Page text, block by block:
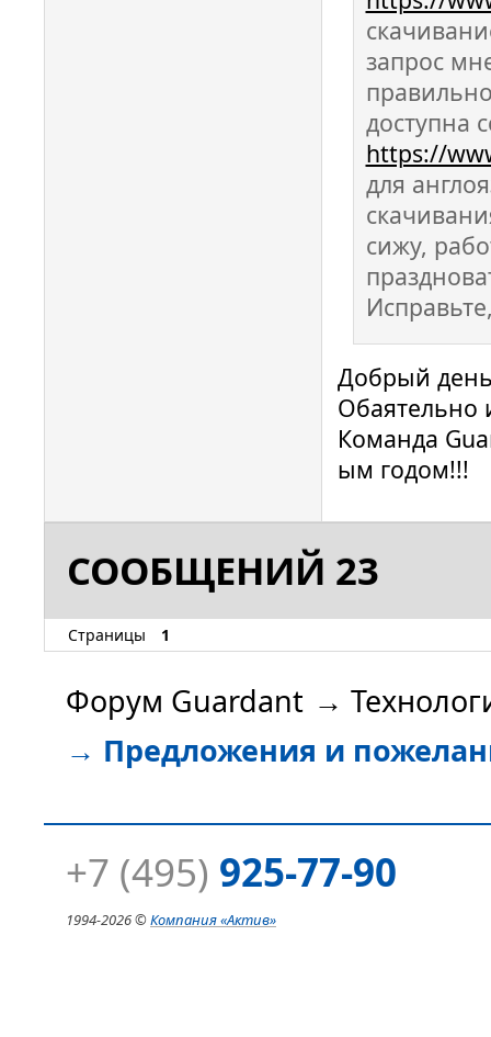
запрос
доступна
https://
для
сижу,
Добрый
Обаятельно
Команда
ым годом!!!
СООБЩЕНИЙ 23
Страницы 1
Форум Guardant →
→ Предложения и
+7 (495) 925-77-90
1994-2026 ©Компания«Актив»